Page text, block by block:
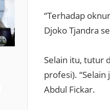
“Terhadap
Djoko Tjandra
Selain itu, tutur
profesi).
Abdul Fickar.